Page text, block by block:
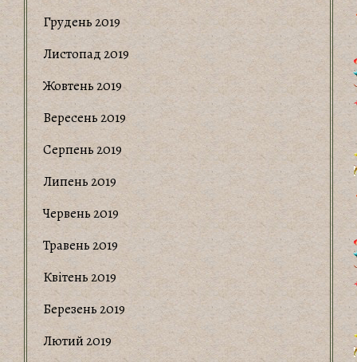
Грудень 2019
Листопад 2019
Жовтень 2019
Вересень 2019
Серпень 2019
Липень 2019
Червень 2019
Травень 2019
Квітень 2019
Березень 2019
Лютий 2019